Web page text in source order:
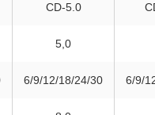
CD-5.0
5,0
6/9/12/18/24/30 6/9/